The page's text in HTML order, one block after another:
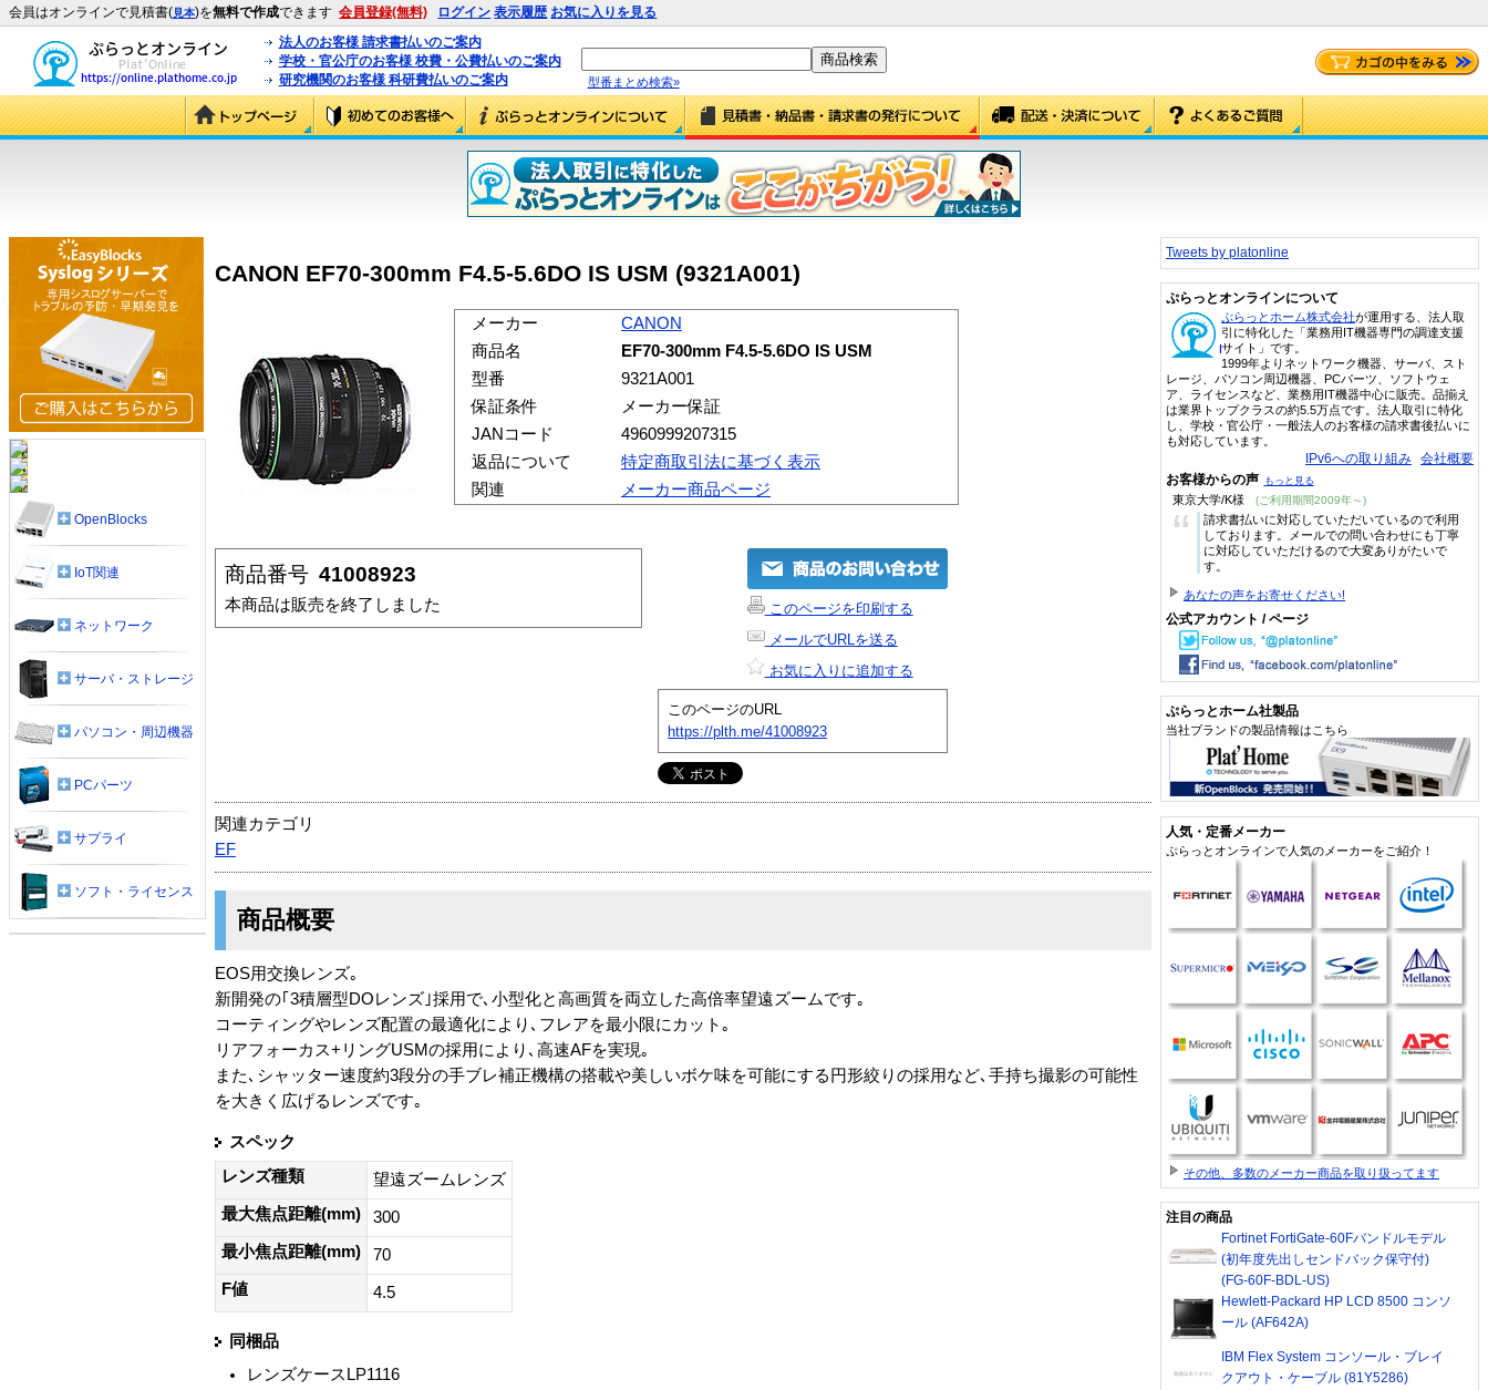
会員はオンラインで見積書(見本)を無料で作成できます 会員登録(無料) ログイン 表示履歴 お気に入りを見る
法人のお客様 請求書払いのご案内
学校・官公庁のお客様 校費・公費払いのご案内
研究機関のお客様 科研費払いのご案内
型番まとめ検索»
CANON EF70-300mm F4.5-5.6DO IS USM (9321A001)
メーカー
CANON
商品名
EF70-300mm F4.5-5.6DO IS USM
型番
9321A001
保証条件
メーカー保証
JANコード
4960999207315
返品について
特定商取引法に基づく表示
関連
メーカー商品ページ
商品番号 41008923
本商品は販売を終了しました
このページを印刷する
メールでURLを送る
お気に入りに追加する
このページのURL
https://plth.me/41008923
関連カテゴリ
EF
商品概要
EOS用交換レンズ｡
新開発の｢3積層型DOレンズ｣採用で､小型化と高画質を両立した高倍率望遠ズームです｡
コーティングやレンズ配置の最適化により､フレアを最小限にカット｡
リアフォーカス+リングUSMの採用により､高速AFを実現｡
また､シャッター速度約3段分の手ブレ補正機構の搭載や美しいボケ味を可能にする円形絞りの採用など､手持ち撮影の可能性
を大きく広げるレンズです｡
スペック
レンズ種類
望遠ズームレンズ
最大焦点距離(mm)
300
最小焦点距離(mm)
70
F値
4.5
同梱品
レンズケースLP1116
OpenBlocks
IoT関連
ネットワーク
サーバ・ストレージ
パソコン・周辺機器
PCパーツ
サプライ
ソフト・ライセンス
Tweets by platonline
ぷらっとオンラインについて
ぷらっとホーム株式会社が運用する、法人取
引に特化した「業務用IT機器専門の調達支援
サイト」です。
1999年よりネットワーク機器、サーバ、スト
レージ、パソコン周辺機器、PCパーツ、ソフトウェ
ア、ライセンスなど、業務用IT機器中心に販売。品揃え
は業界トップクラスの約5.5万点です。法人取引に特化
し、学校・官公庁・一般法人のお客様の請求書後払いに
も対応しています。
IPv6への取り組み 会社概要
お客様からの声 もっと見る
東京大学/K様 (ご利用期間2009年～)
“
請求書払いに対応していただいているので利用
しております。メールでの問い合わせにも丁寧
に対応していただけるので大変ありがたいで
す。
あなたの声をお寄せください!
公式アカウント / ページ
ぷらっとホーム社製品
当社ブランドの製品情報はこちら
人気・定番メーカー
ぷらっとオンラインで人気のメーカーをご紹介！
その他、多数のメーカー商品を取り扱ってます
注目の商品
Fortinet FortiGate-60Fバンドルモデル
(初年度先出しセンドバック保守付)
(FG-60F-BDL-US)
Hewlett-Packard HP LCD 8500 コンソ
ール (AF642A)
IBM Flex System コンソール・ブレイ
クアウト・ケーブル (81Y5286)